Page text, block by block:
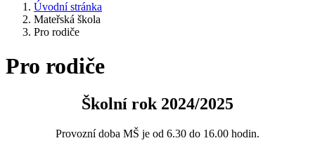
Úvodní stránka
Mateřská škola
Pro rodiče
Pro rodiče
Školní rok 2024/2025
Provozní doba MŠ je od 6.30 do 16.00 hodin.